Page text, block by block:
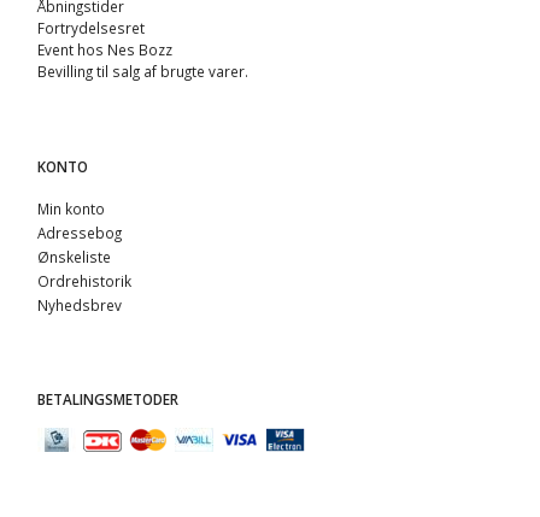
Åbningstider
Fortrydelsesret
Event hos Nes Bozz
Bevilling til salg af brugte varer.
KONTO
Min konto
Adressebog
Ønskeliste
Ordrehistorik
Nyhedsbrev
BETALINGSMETODER